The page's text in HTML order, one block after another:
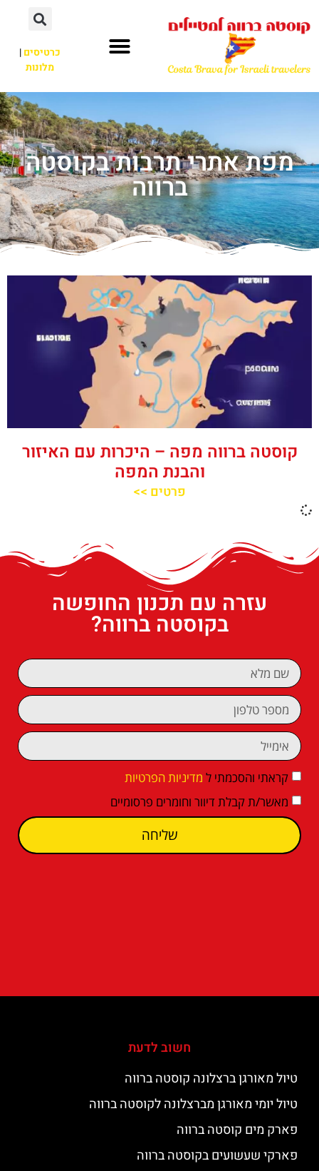
כרטיסים|
מלונות
מפת אתרי תרבות בקוסטה
ברווה
קוסטה ברווה מפה – היכרות עם האיזור
והבנת המפה
פרטים >>
עזרה עם תכנון החופשה
בקוסטה ברווה?
קראתי והסכמתי ל מדיניות הפרטיות
מאשר/ת קבלת דיוור וחומרים פרסומיים
שליחה
חשוב לדעת
טיול מאורגן ברצלונה קוסטה ברווה
טיול יומי מאורגן מברצלונה לקוסטה ברווה
פארק מים קוסטה ברווה
פארקי שעשועים בקוסטה ברווה